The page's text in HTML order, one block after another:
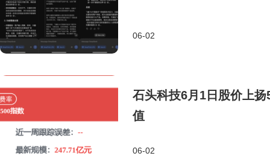
06-02
石头科技6月1日股价上
值
06-02